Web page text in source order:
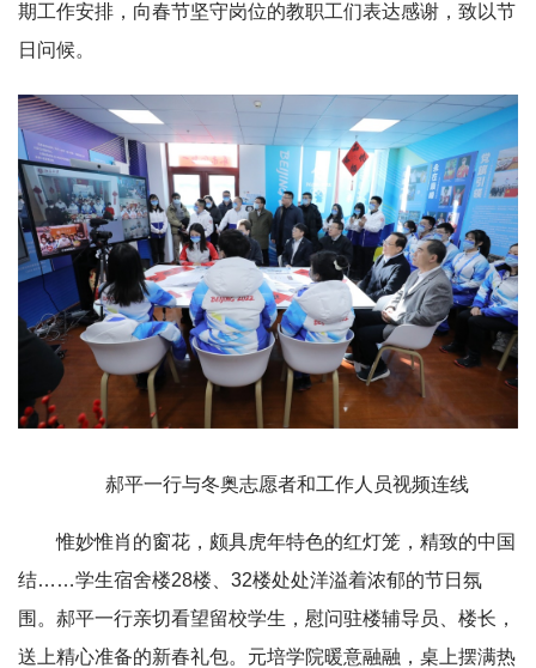
期工作安排，向春节坚守岗位的教职工们表达感谢，致以节
日问候。
郝平一行与冬奥志愿者和工作人员视频连线
惟妙惟肖的窗花，颇具虎年特色的红灯笼，精致的中国
结……学生宿舍楼28楼、32楼处处洋溢着浓郁的节日氛
围。郝平一行亲切看望留校学生，慰问驻楼辅导员、楼长，
送上精心准备的新春礼包。元培学院暖意融融，桌上摆满热